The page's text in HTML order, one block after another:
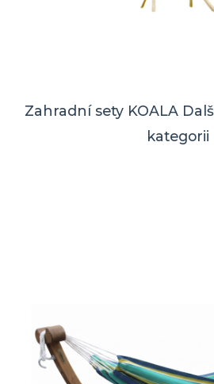
Zahradní sety KOALA
kategorii